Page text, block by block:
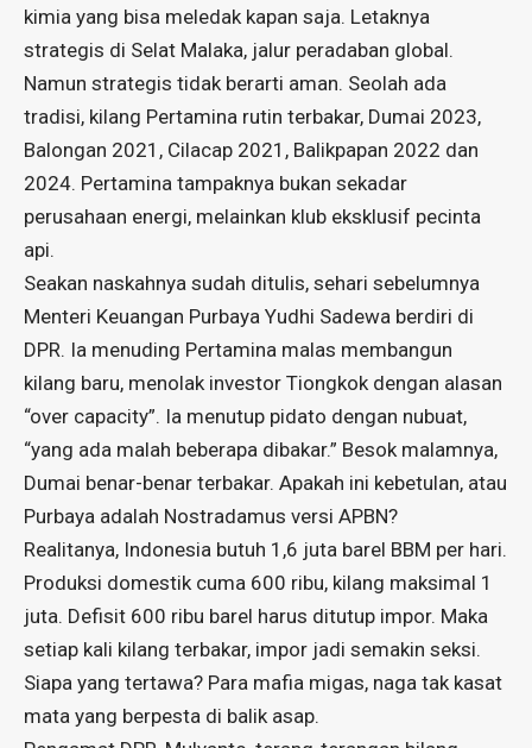
kimia yang bisa meledak kapan saja. Letaknya
strategis di Selat Malaka, jalur peradaban global.
Namun strategis tidak berarti aman. Seolah ada
tradisi, kilang Pertamina rutin terbakar, Dumai 2023,
Balongan 2021, Cilacap 2021, Balikpapan 2022 dan
2024. Pertamina tampaknya bukan sekadar
perusahaan energi, melainkan klub eksklusif pecinta
api.
Seakan naskahnya sudah ditulis, sehari sebelumnya
Menteri Keuangan Purbaya Yudhi Sadewa berdiri di
DPR. Ia menuding Pertamina malas membangun
kilang baru, menolak investor Tiongkok dengan alasan
“over capacity”. Ia menutup pidato dengan nubuat,
“yang ada malah beberapa dibakar.” Besok malamnya,
Dumai benar-benar terbakar. Apakah ini kebetulan, atau
Purbaya adalah Nostradamus versi APBN?
Realitanya, Indonesia butuh 1,6 juta barel BBM per hari.
Produksi domestik cuma 600 ribu, kilang maksimal 1
juta. Defisit 600 ribu barel harus ditutup impor. Maka
setiap kali kilang terbakar, impor jadi semakin seksi.
Siapa yang tertawa? Para mafia migas, naga tak kasat
mata yang berpesta di balik asap.